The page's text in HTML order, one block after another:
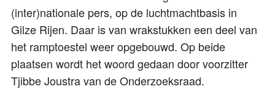
(inter)nationale pers, op de luchtmachtbasis in
Gilze Rijen. Daar is van wrakstukken een deel van
het ramptoestel weer opgebouwd. Op beide
plaatsen wordt het woord gedaan door voorzitter
Tjibbe Joustra van de Onderzoeksraad.